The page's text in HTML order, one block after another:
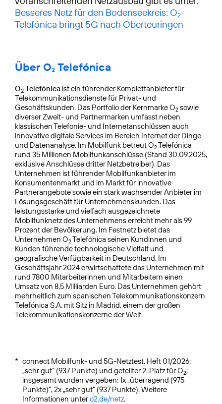
Besseres Netz für den Bodenseekreis: O2
Telefónica bringt 5G nach Oberteuringen
Über O₂ Telefónica
O2 Telefónica ist ein führender Komplettanbieter für
Telekommunikationsdienste für Privat- und
Geschäftskunden. Das Portfolio der Kernmarke O2 sowie
diverser Zweit- und Partnermarken umfasst neben
klassischen Telefonie- und Internetanschlüssen auch
innovative digitale Services im Bereich Internet der Dinge
und Datenanalyse. Im Mobilfunk betreut O2Telefónica
rund 35 Millionen Mobilfunkanschlüsse (Stand 30.09.2025,
exklusive Anschlüsse dritter Netzbetreiber). Das
Unternehmen ist führender Mobilfunkanbieter im
Konsumentenmarkt und im Markt für innovative
Partnerangebote sowie ein stark wachsender Anbieter im
Lösungsgeschäft für Unternehmenskunden. Das
leistungsstarke und vielfach ausgezeichnete
Mobilfunknetz des Unternehmens erreicht mehr als 99
Prozent der Bevölkerung. Im Festnetz bietet das
Unternehmen O2Telefónica seinen Kundinnen und
Kunden führende technologische Vielfalt und
geografische Verfügbarkeit in Deutschland. Im
Geschäftsjahr 2024 erwirtschaftete das Unternehmen mit
rund 7800 Mitarbeiterinnen und Mitarbeitern einen
Umsatz von 8,5 Milliarden Euro. Das Unternehmen gehört
mehrheitlich zum spanischen Telekommunikationskonzern
Telefónica S.A. mit Sitz in Madrid, einem der großen
Telekommunikationskonzerne der Welt.
* connect Mobilfunk- und 5G-Netztest, Heft 01/2026:
„sehr gut“ (937 Punkte) und geteilter 2. Platz für O2;
insgesamt wurden vergeben: 1x „überragend (975
Punkte)“, 2x „sehr gut“ (937 Punkte). Weitere
Informationen untero2.de/netz.